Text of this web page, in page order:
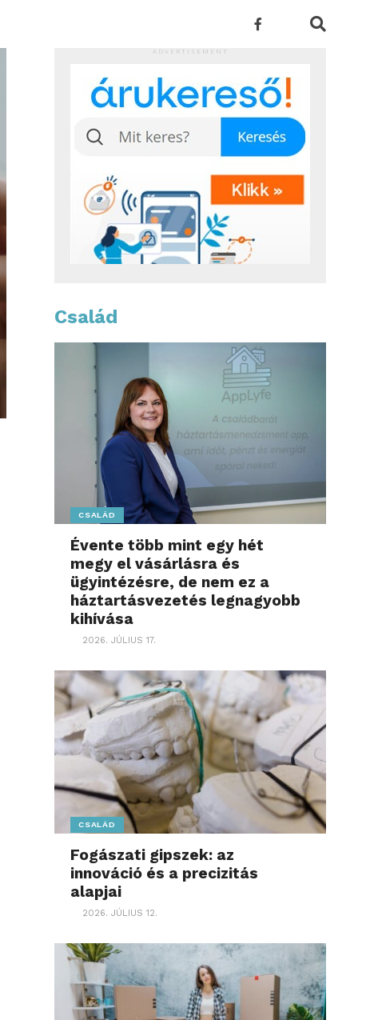
ADVERTISEMENT
Család
CSALÁD
Évente több mint egy hét
megy el vásárlásra és
ügyintézésre, de nem ez a
háztartásvezetés legnagyobb
kihívása
2026. JÚLIUS 17.
CSALÁD
Fogászati gipszek: az
innováció és a precizitás
alapjai
2026. JÚLIUS 12.